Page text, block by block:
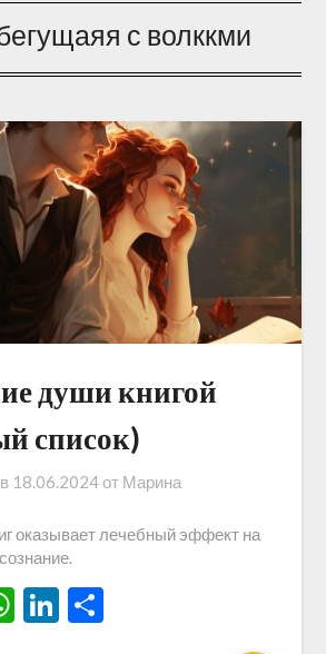
с волккми
души книгой
список)
18.06.2024от Марина
оказывает лечебный эффект на
WhatsApp
LinkedIn